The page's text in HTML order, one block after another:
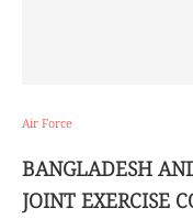
Air Force
BANGLADESH
JOINT EXERCISE